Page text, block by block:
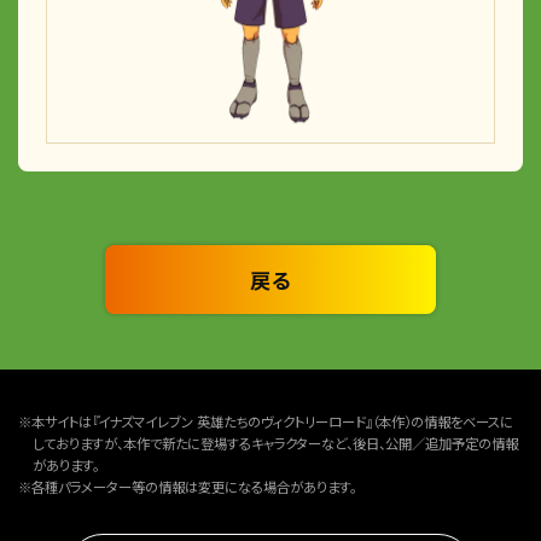
戻る
※本サイトは『イナズマイレブン 英雄たちのヴィクトリーロード』（本作）の情報をベースに
しておりますが、本作で新たに登場するキャラクターなど、後日、公開／追加予定の情報
があります。
※各種パラメーター等の情報は変更になる場合があります。